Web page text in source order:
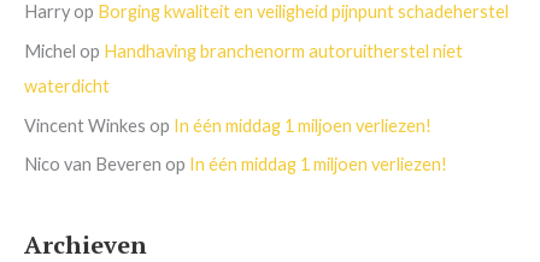
Harryop Borging kwaliteit en veiligheid pijnpunt schadeherstel
Michel op Handhaving branchenorm autoruitherstel niet
waterdicht
Vincent Winkes op In één middag 1 miljoen verliezen!
Nico van Beveren op In één middag 1 miljoen verliezen!
Archieven